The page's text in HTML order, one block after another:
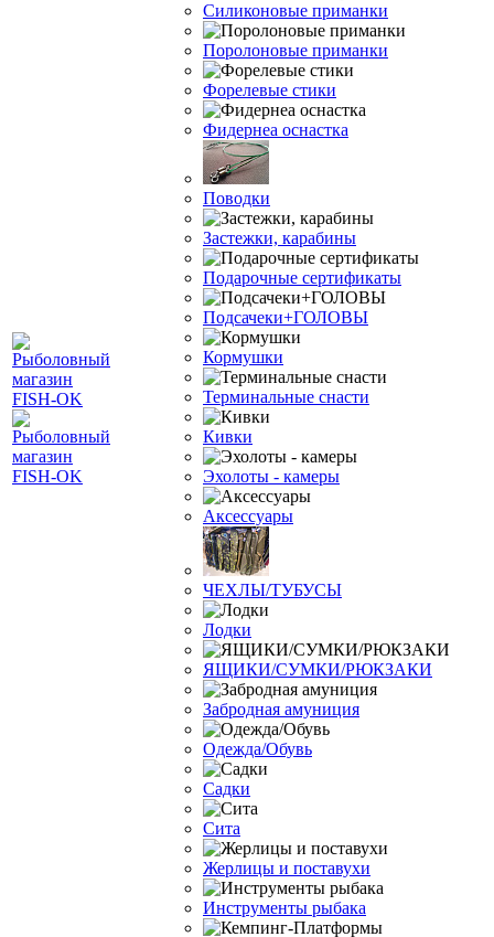
Силиконовые приманки
Поролоновые приманки
Форелевые стики
Фидернеа оснастка
Поводки
Застежки, карабины
Подарочные сертификаты
Подсачеки+ГОЛОВЫ
Кормушки
Терминальные снасти
Кивки
Эхолоты - камеры
Аксессуары
ЧЕХЛЫ/ТУБУСЫ
Лодки
ЯЩИКИ/СУМКИ/РЮКЗАКИ
Забродная амуниция
Одежда/Обувь
Садки
Сита
Жерлицы и поставухи
Инструменты рыбака